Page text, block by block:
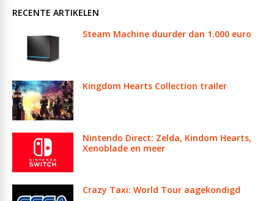
RECENTE ARTIKELEN
Steam Machine duurder dan 1.000 euro
Kingdom Hearts Collection trailer
Nintendo Direct: Zelda, Kindom Hearts,
Xenoblade en meer
Crazy Taxi: World Tour aagekondigd